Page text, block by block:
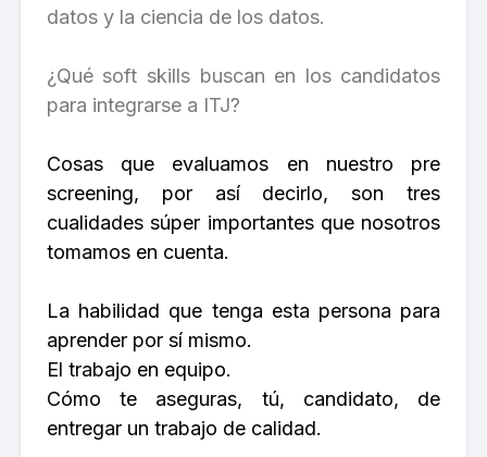
datos y la ciencia de los datos.
¿Qué soft skills buscan en los candidatos
para integrarse a ITJ?
Cosas que evaluamos en nuestro pre
screening, por así decirlo, son tres
cualidades súper importantes que nosotros
tomamos en cuenta.
La habilidad que tenga esta persona para
aprender por sí mismo.
El trabajo en equipo.
Cómo te aseguras, tú, candidato, de
entregar un trabajo de calidad.